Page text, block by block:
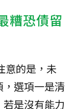
糟恐債留
意的是，未
選項一是清
是沒有能力